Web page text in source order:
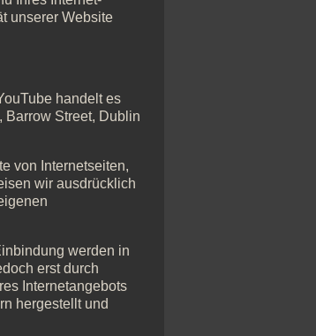
unserer Website
handelt es
Barrow Street, Dublin
von Internetseiten,
wir ausdrücklich
werden in
erst durch
Internetangebots
hergestellt und